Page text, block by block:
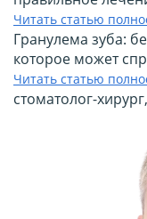
Читать статью
Гранулема зуба:
которое может
Читать статью
стоматолог-